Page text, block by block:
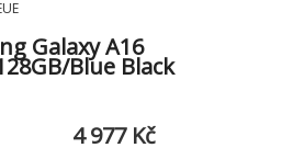
Galaxy A16
Blue Black
4 977 Kč